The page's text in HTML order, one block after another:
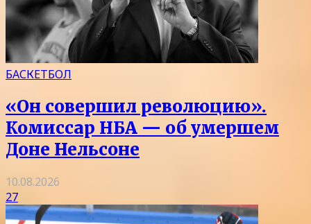
БАСКЕТБОЛ
«Он совершил революцию».
Комиссар НБА — об умершем
Доне Нельсоне
10.08.2026
27